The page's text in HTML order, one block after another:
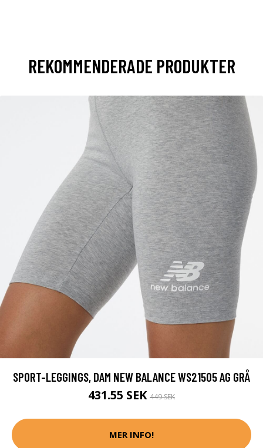
REKOMMENDERADE PRODUKTER
SPORT-LEGGINGS, DAM NEW BALANCE WS21505 AG GRÅ
431.55 SEK 449 SEK
MER INFO!